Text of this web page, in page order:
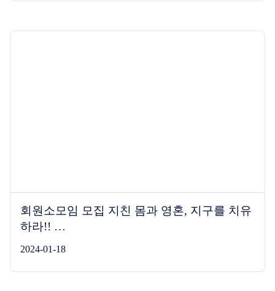
회원소모임 모집 지친 몸과 영혼, 지구를 치유
하라!! …
2024-01-18